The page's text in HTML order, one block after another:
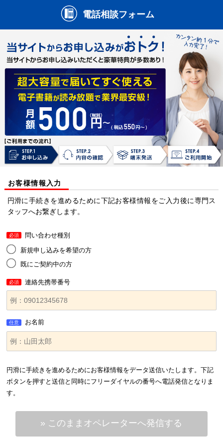
電話相談フォーム
お客様情報入力
円滑に手続きを進めるために下記お客様情報をご入力後に専門ス
タッフへお繋ぎします。
必須 問い合わせ種別
新規申し込みを希望の方
既にご契約中の方
必須 連絡先携帯番号
任意 お名前
円滑に手続きを進めるためにお客様情報をデータ送信いたします。下記
ボタンを押すと送信と同時にフリーダイヤルの番号へ電話発信となりま
す。
» このままオペレーターへ発信する